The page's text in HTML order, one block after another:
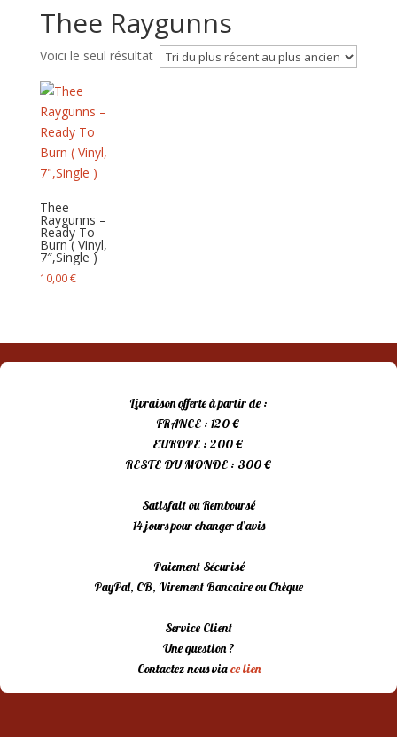
Thee Raygunns
Voici le seul résultat
Thee
Raygunns –
Ready To
Burn ( Vinyl,
7″,Single )
10,00€
Livraison offerte à partir de :
FRANCE : 120 €
EUROPE : 200 €
RESTE DU MONDE : 300 €
Satisfait ou Remboursé
14 jours pour changer d’avis
Paiement Sécurisé
PayPal, CB, Virement Bancaire ou Chèque
Service Client
Une question ?
Contactez-nous viace lien